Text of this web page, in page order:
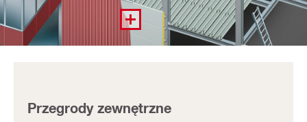
Przegrody zewnętrzne